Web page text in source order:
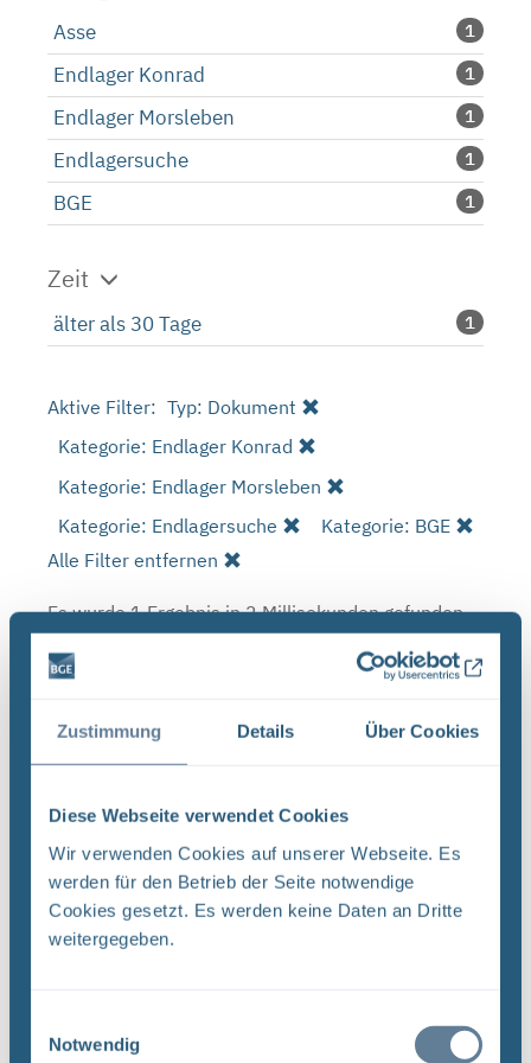
Zustimmung Details Über Cookies
Diese Webseite verwendet Cookies
Wir verwenden Cookies auf unserer Webseite. Es
werden für den Betrieb der Seite notwendige
Cookies gesetzt. Es werden keine Daten an Dritte
weitergegeben.
Notwendig
Asse 1
Endlager Konrad 1
Endlager Morsleben 1
Endlagersuche 1
BGE 1
Zeit
älter als 30 Tage 1
Aktive Filter: Typ: Dokument
Kategorie: Endlager Konrad
Kategorie: Endlager Morsleben
Kategorie: Endlagersuche
Kategorie: BGE
Alle Filter entfernen
Es wurde 1 Ergebnis in 2 Millisekunden gefunden.
Zeige Ergebnisse 1 bis 1 von 1.
1
Forschungs- und Entwicklungsstrategie der
BGE (PDF)
FORSCHUNG UND ENTWICKLUNG F&E-Strategie
Strategie erhalten Sie einen Einblick in das